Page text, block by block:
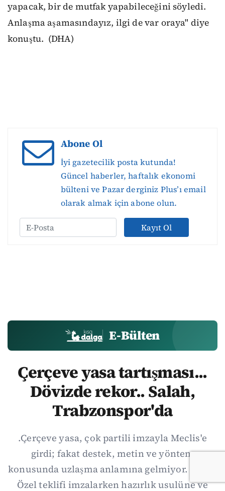
yapacak, bir de mutfak yapabileceğini söyledi.
Anlaşma aşamasındayız, ilgi de var oraya" diye
konuştu. (DHA)
Abone Ol
İyi gazetecilik posta kutunda!
Güncel haberler, haftalık ekonomi
bülteni ve Pazar derginiz Plus’ı email
olarak almak için abone olun.
Kayıt Ol
E-Bülten
Çerçeve yasa tartışması...
Dövizde rekor.. Salah,
Trabzonspor'da
.Çerçeve yasa, çok partili imzayla Meclis'e
girdi; fakat destek, metin ve yöntem
konusunda uzlaşma anlamına gelmiyor. Özgür
Özel teklifi imzalarken hazırlık usulüne ve